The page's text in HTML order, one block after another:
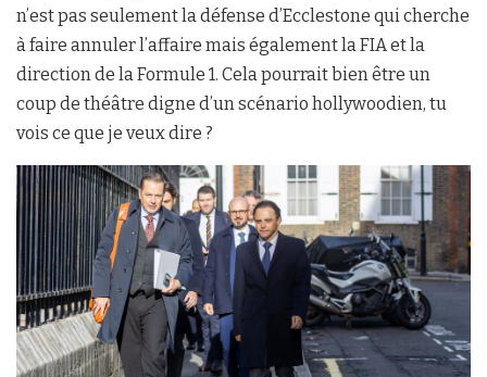
n’est pas seulement la défense d’Ecclestone qui cherche
à faire annuler l’affaire mais également la FIA et la
direction de la Formule 1. Cela pourrait bien être un
coup de théâtre digne d’un scénario hollywoodien, tu
vois ce que je veux dire ?